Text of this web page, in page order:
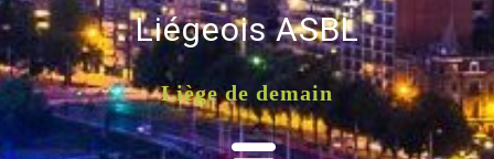
Liégeois ASBL
Liège de demain